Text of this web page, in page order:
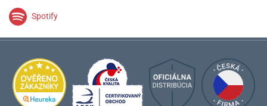
Spotify